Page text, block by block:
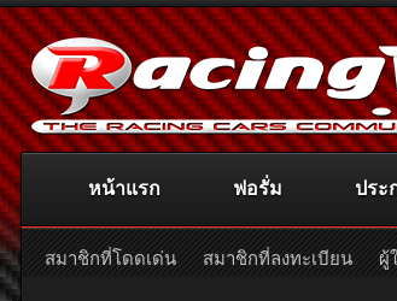
หน้าแรก ฟอรั่ม ประ
สมาชิกที่โดดเด่น สมาชิกที่ลงทะเบียน ผู้